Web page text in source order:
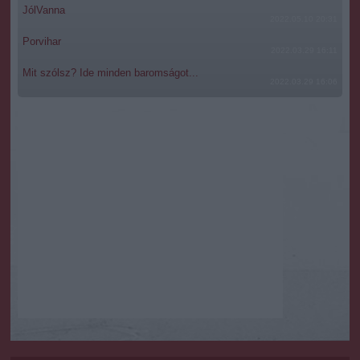
JólVanna
Porvihar
Mit szólsz? Ide minden baromságot...